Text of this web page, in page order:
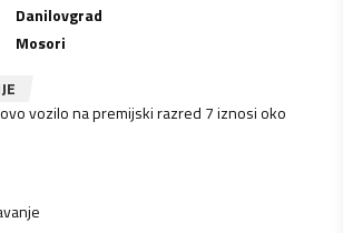
Danilovgrad
Mosori
vozilo na premijski razred 7 iznosi oko